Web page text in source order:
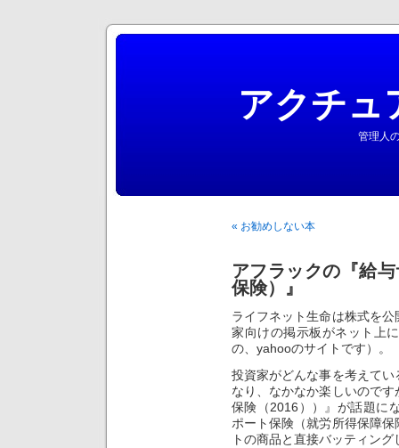
アクチュ
管理人
« お勧めしない本
アフラックの『給
保険）』
ライフネット生命は株式を
家向けの掲示板がネット上
の、yahooのサイトです）。
投資家がどんな事を考えて
なり、なかなか楽しいので
保険（2016））』が話題に
ポート保険（就労所得保障
トの商品と直接バッティン